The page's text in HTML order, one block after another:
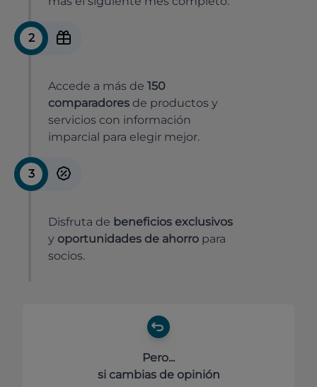
2
Accede a más de 150
comparadores de productos y
servicios con información
imparcial para elegir mejor.
3
Disfruta de beneficios exclusivos
y oportunidades de ahorro para
socios.
Pero...
si cambias de opinión